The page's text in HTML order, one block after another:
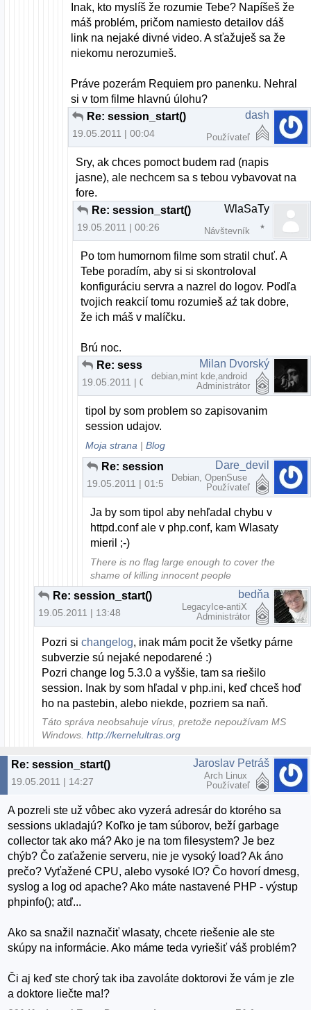
Inak, kto myslíš že rozumie Tebe? Napíšeš že
máš problém, pričom namiesto detailov dáš
link na nejaké divné video. A sťažuješ sa že
niekomu nerozumieš.
Práve pozerám Requiem pro panenku. Nehral
si v tom filme hlavnú úlohu?
Re: session_start()
19.05.2011 | 00:04
dash
Používateľ
Sry, ak chces pomoct budem rad (napis
jasne), ale nechcem sa s tebou vybavovat na
fore.
Re: session_start()
19.05.2011 | 00:26
WlaSaTy
Návštevník
Po tom humornom filme som stratil chuť. A
Tebe poradím, aby si si skontroloval
konfiguráciu servra a nazrel do logov. Podľa
tvojich reakcií tomu rozumieš aź tak dobre,
že ich máš v malíčku.
Brú noc.
Re: session_start()
19.05.2011 | 01:29
Milan Dvorský
debian,mint kde,android
Administrátor
tipol by som problem so zapisovanim
session udajov.
Moja strana |Blog
19.05.2011 | 01:54
Dare_devil
Debian, OpenSuse
Používateľ
Ja by som tipol aby nehľadal chybu v
httpd.conf ale v php.conf, kam Wlasaty
mieril ;-)
There is no flag large enough to cover the
shame of killing innocent people
Re: session_start()
19.05.2011 | 13:48
bedňa
LegacyIce-antiX
Administrátor
Pozri sichangelog, inak mám pocit že všetky párne
subverzie sú nejaké nepodarené :)
Pozri change log 5.3.0 a vyššie, tam sa riešilo
session. Inak by som hľadal v php.ini, keď chceš hoď
ho na pastebin, alebo niekde, pozriem sa naň.
Táto správa neobsahuje vírus, pretože nepoužívam MS
Windows.http://kernelultras.org
Re: session_start()
19.05.2011 | 14:27
Jaroslav Petráš
Arch Linux
Používateľ
A pozreli ste už vôbec ako vyzerá adresár do ktorého sa
sessions ukladajú? Koľko je tam súborov, beží garbage
collector tak ako má? Ako je na tom filesystem? Je bez
chýb? Čo zaťaženie serveru, nie je vysoký load? Ak áno
prečo? Vyťažené CPU, alebo vysoké IO? Čo hovorí dmesg,
syslog a log od apache? Ako máte nastavené PHP - výstup
phpinfo(); atď...
Ako sa snažil naznačiť wlasaty, chcete riešenie ale ste
skúpy na informácie. Ako máme teda vyriešiť váš problém?
Či aj keď ste chorý tak iba zavoláte doktorovi že vám je zle
a doktore liečte ma!?